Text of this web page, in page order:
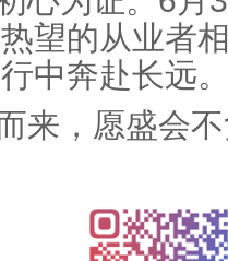
望的从业者
中奔赴长远
来，愿盛会